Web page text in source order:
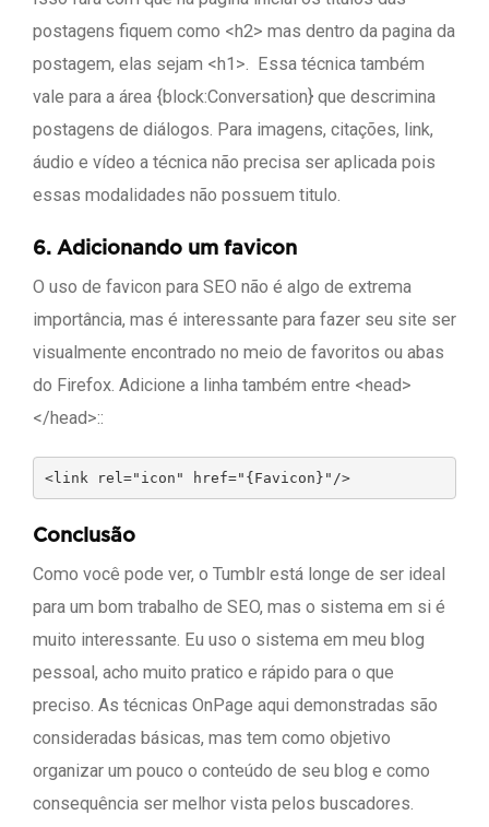
postagens fiquem como <h2> mas dentro da pagina da
postagem, elas sejam <h1>. Essa técnica também
vale para a área {block:Conversation} que descrimina
postagens de diálogos. Para imagens, citações, link,
áudio e vídeo a técnica não precisa ser aplicada pois
essas modalidades não possuem titulo.
6. Adicionando um favicon
O uso de favicon para SEO não é algo de extrema
importância, mas é interessante para fazer seu site ser
visualmente encontrado no meio de favoritos ou abas
do Firefox. Adicione a linha também entre <head>
</head>::
<link rel="icon" href="{Favicon}"/>
Conclusão
Como você pode ver, o Tumblr está longe de ser ideal
para um bom trabalho de SEO, mas o sistema em si é
muito interessante. Eu uso o sistema em meu blog
pessoal, acho muito pratico e rápido para o que
preciso. As técnicas OnPage aqui demonstradas são
consideradas básicas, mas tem como objetivo
organizar um pouco o conteúdo de seu blog e como
consequência ser melhor vista pelos buscadores.